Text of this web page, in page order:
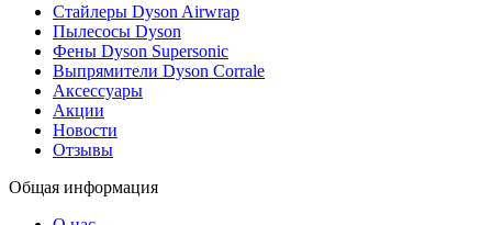
Стайлеры Dyson Airwrap
Пылесосы Dyson
Фены Dyson Supersonic
Выпрямители Dyson Corrale
Аксессуары
Акции
Новости
Отзывы
Общая информация